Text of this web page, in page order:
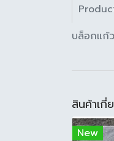
บล็อกแก้
สินค้าเกี่
New